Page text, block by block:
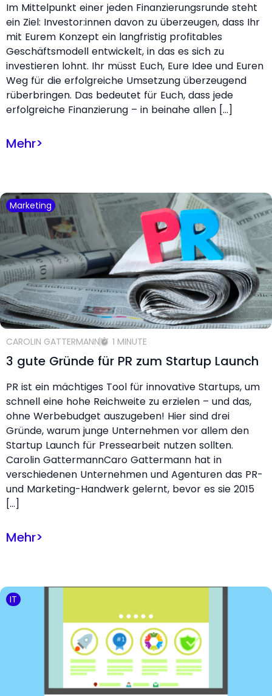
Im Mittelpunkt einer jeden Finanzierungsrunde steht
ein Ziel: Investor:innen davon zu überzeugen, dass Ihr
mit Eurem Konzept ein langfristig profitables
Geschäftsmodell entwickelt, in das es sich zu
investieren lohnt. Ihr müsst Euch, Eure Idee und Euren
Weg für die erfolgreiche Umsetzung überzeugend
rüberbringen. Das bedeutet für Euch, dass jede
erfolgreiche Finanzierung – in beinahe allen […]
Mehr>
Marketing
CAROLIN GATTERMANN 1 MINUTE
3 gute Gründe für PR zum Startup Launch
PR ist ein mächtiges Tool für innovative Startups, um
schnell eine hohe Reichweite zu erzielen – und das,
ohne Werbebudget auszugeben! Hier sind drei
Gründe, warum junge Unternehmen vor allem den
Startup Launch für Pressearbeit nutzen sollten.
Carolin GattermannCaro Gattermann hat in
verschiedenen Unternehmen und Agenturen das PR-
und Marketing-Handwerk gelernt, bevor es sie 2015
[…]
Mehr>
IT